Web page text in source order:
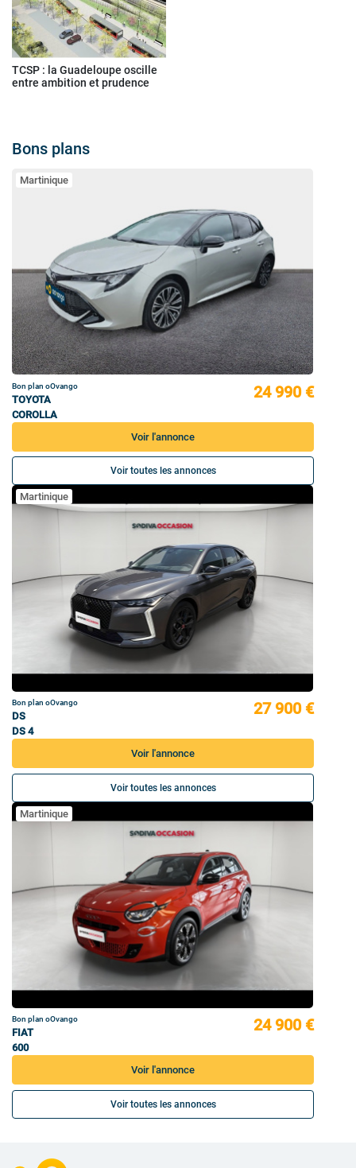
TCSP : la Guadeloupe oscille
entre ambition et prudence
Bons plans
Martinique
Bon plan oOvango
TOYOTA
COROLLA
24 990 €
Voir l'annonce
Voir toutes les annonces
Martinique
Bon plan oOvango
DS
DS 4
27 900 €
Voir l'annonce
Voir toutes les annonces
Martinique
Bon plan oOvango
FIAT
600
24 900 €
Voir l'annonce
Voir toutes les annonces